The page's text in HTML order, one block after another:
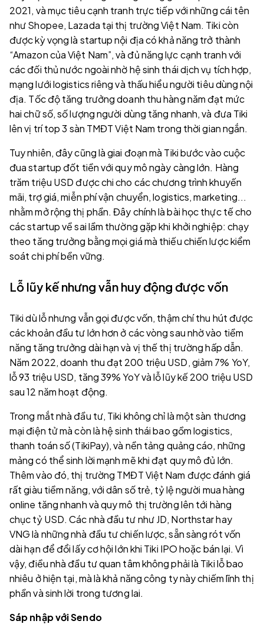
2021, và mục tiêu cạnh tranh trực tiếp với những cái tên
như Shopee, Lazada tại thị trường Việt Nam. Tiki còn
được kỳ vọng là startup nội địa có khả năng trở thành
“Amazon của Việt Nam”, và đủ năng lực cạnh tranh với
các đối thủ nước ngoài nhờ hệ sinh thái dịch vụ tích hợp,
mạng lưới logistics riêng và thấu hiểu người tiêu dùng nội
địa. Tốc độ tăng trưởng doanh thu hàng năm đạt mức
hai chữ số, số lượng người dùng tăng nhanh, và đưa Tiki
lên vị trí top 3 sàn TMĐT Việt Nam trong thời gian ngắn.
Tuy nhiên, đây cũng là giai đoạn mà Tiki bước vào cuộc
đua startup đốt tiền với quy mô ngày càng lớn. Hàng
trăm triệu USD được chi cho các chương trình khuyến
mãi, trợ giá, miễn phí vận chuyển, logistics, marketing...
nhằm mở rộng thị phần. Đây chính là bài học thực tế cho
các startup về sai lầm thường gặp khi khởi nghiệp: chạy
theo tăng trưởng bằng mọi giá mà thiếu chiến lược kiểm
soát chi phí bền vững.
Lỗ lũy kế nhưng vẫn huy động được vốn
Tiki dù lỗ nhưng vẫn gọi được vốn, thậm chí thu hút được
các khoản đầu tư lớn hơn ở các vòng sau nhờ vào tiềm
năng tăng trưởng dài hạn và vị thế thị trường hấp dẫn.
Năm 2022, doanh thu đạt 200 triệu USD, giảm 7% YoY,
lỗ 93 triệu USD, tăng 39% YoY và lỗ lũy kế 200 triệu USD
sau 12 năm hoạt động.
Trong mắt nhà đầu tư, Tiki không chỉ là một sàn thương
mại điện tử mà còn là hệ sinh thái bao gồm logistics,
thanh toán số (TikiPay), và nền tảng quảng cáo, những
mảng có thể sinh lời mạnh mẽ khi đạt quy mô đủ lớn.
Thêm vào đó, thị trường TMĐT Việt Nam được đánh giá
rất giàu tiềm năng, với dân số trẻ, tỷ lệ người mua hàng
online tăng nhanh và quy mô thị trường lên tới hàng
chục tỷ USD. Các nhà đầu tư như JD, Northstar hay
VNG là những nhà đầu tư chiến lược, sẵn sàng rót vốn
dài hạn để đổi lấy cơ hội lớn khi Tiki IPO hoặc bán lại. Vì
vậy, điều nhà đầu tư quan tâm không phải là Tiki lỗ bao
nhiêu ở hiện tại, mà là khả năng công ty này chiếm lĩnh thị
phần và sinh lời trong tương lai.
Sáp nhập với Sendo